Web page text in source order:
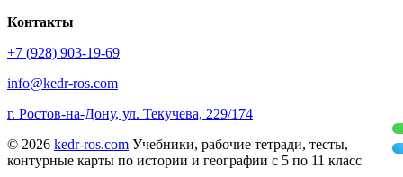
Контакты
+7 (928) 903-19-69
info@kedr-ros.com
г. Ростов-на-Дону, ул. Текучева, 229/174
© 2026 kedr-ros.com Учебники, рабочие тетради, тесты,
контурные карты по истории и географии с 5 по 11 класс